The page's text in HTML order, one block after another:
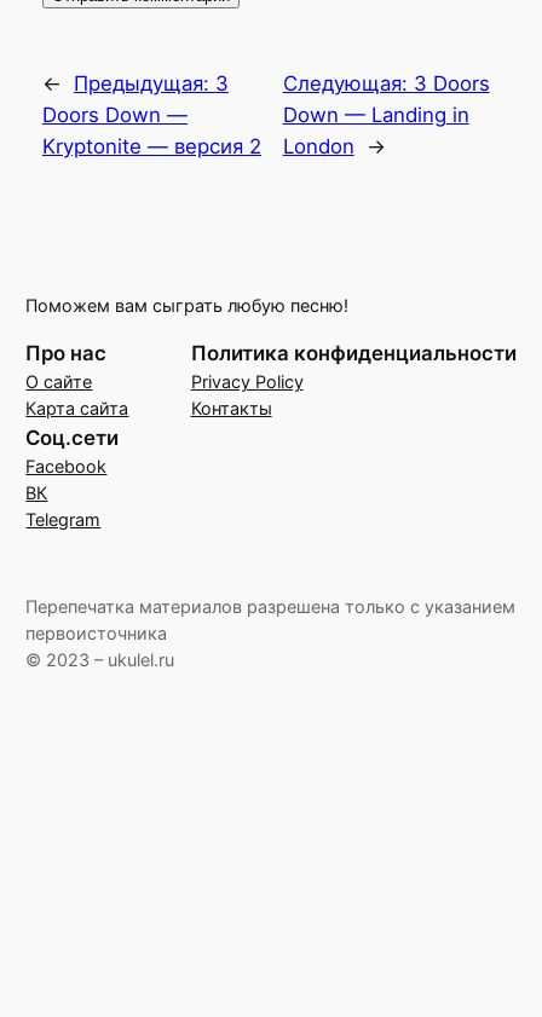
← Предыдущая: 3
Doors Down —
Kryptonite — версия 2
Следующая: 3 Doors
Down — Landing in
London
→
Поможем вам сыграть любую песню!
Про нас
О сайте
Карта сайта
Политика конфиденциальности
Privacy Policy
Контакты
Соц.сети
Facebook
ВК
Telegram
Перепечатка материалов разрешена только с указанием
первоисточника
© 2023 – ukulel.ru